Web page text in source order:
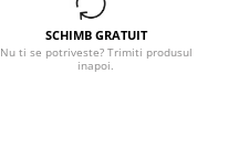
SCHIMB GRATUIT
Nu ti se potriveste? Trimiti produsul
inapoi.